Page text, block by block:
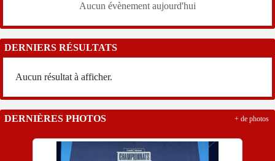
Aucun évènement aujourd'hui
DERNIERS RÉSULTATS
Aucun résultat à afficher.
DERNIÈRES PHOTOS + de photos